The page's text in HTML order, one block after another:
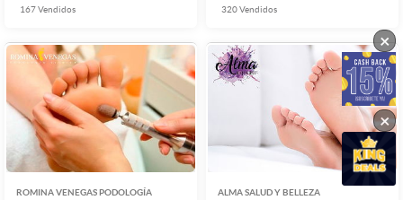
167Vendidos
320Vendidos
ROMINA VENEGAS PODOLOGÍA ALMA SALUD Y BELLEZA
×
×